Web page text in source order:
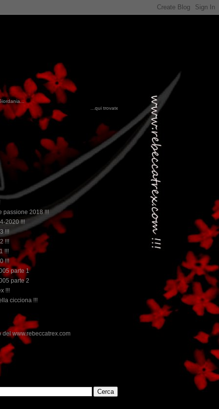
...qui trovate il nostro viaggio in MESSICO 2023...
clikka qui !!!
passione 2018 !!!
2020 !!!
!!!
!!!
!!!
!!!
parte 1
parte 2
!!!
cicciona !!!